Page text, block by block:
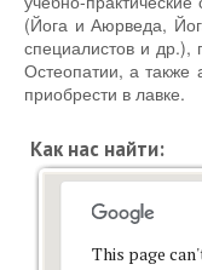
(Йога и Аюрведа,
специалистов и др.),
Остеопатии, а также
приобрести в лавке.
Как нас найти:
This page